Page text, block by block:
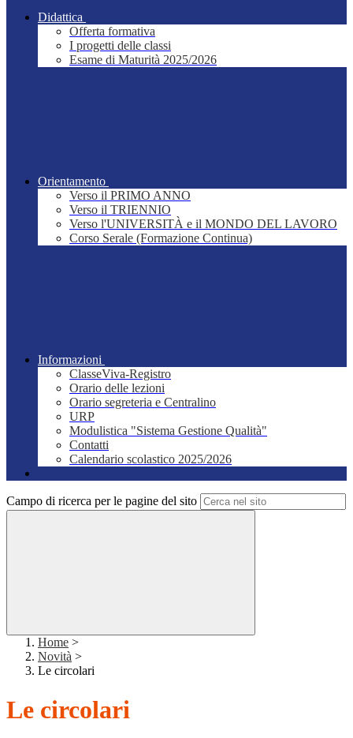
Didattica
Offerta formativa
I progetti delle classi
Esame di Maturità 2025/2026
Orientamento
Verso il PRIMO ANNO
Verso il TRIENNIO
Verso l'UNIVERSITÀ e il MONDO DEL LAVORO
Corso Serale (Formazione Continua)
Informazioni
ClasseViva-Registro
Orario delle lezioni
Orario segreteria e Centralino
URP
Modulistica "Sistema Gestione Qualità"
Contatti
Calendario scolastico 2025/2026
Campo di ricerca per le pagine del sito
Home >
Novità >
Le circolari
Le circolari